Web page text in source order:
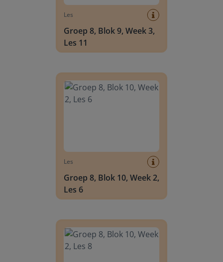
Les
Groep 8, Blok 9, Week 3,
Les 11
Les
Groep 8, Blok 10, Week 2,
Les 6